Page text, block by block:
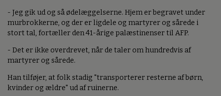
- Jeg gik ud og så ødelæggelserne. Hjem er begravet under
murbrokkerne, og der er ligdele og martyrer og sårede i
stort tal, fortæller den 41-årige palæstinenser til AFP.
- Det er ikke overdrevet, når de taler om hundredvis af
martyrer og sårede.
Han tilføjer, at folk stadig "transporterer resterne af børn,
kvinder og ældre" ud af ruinerne.